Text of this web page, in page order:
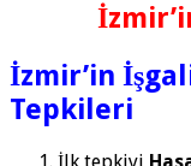
İzmir’in
Tepkileri